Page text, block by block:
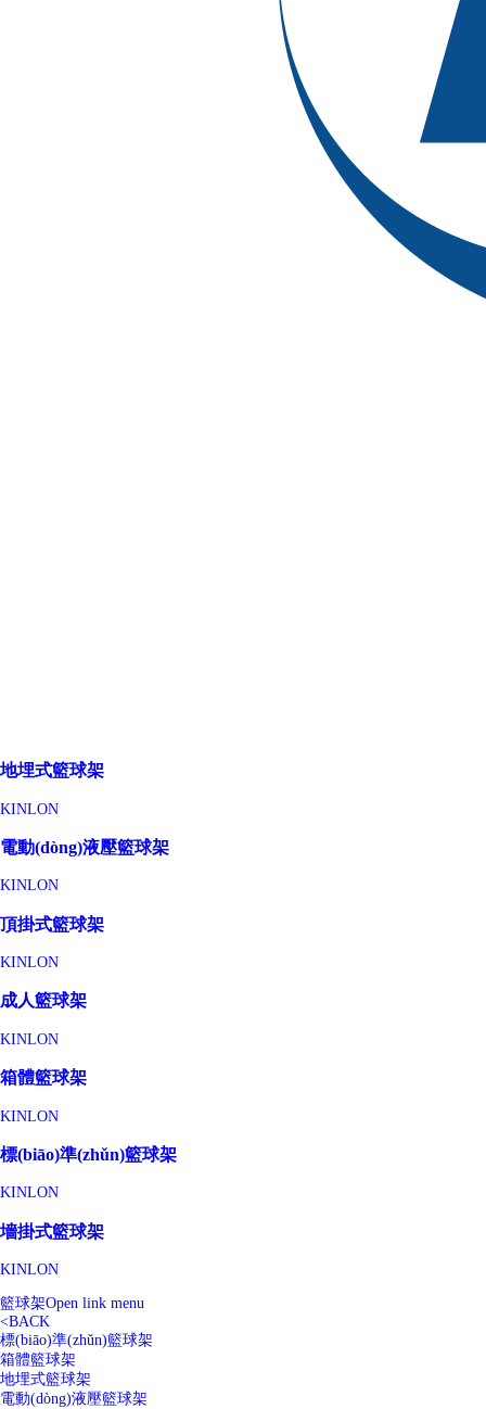
地埋式籃球架
KINLON
電動(dòng)液壓籃球架
KINLON
頂掛式籃球架
KINLON
成人籃球架
KINLON
箱體籃球架
KINLON
標(biāo)準(zhǔn)籃球架
KINLON
墻掛式籃球架
KINLON
籃球架Open link menu
<BACK
標(biāo)準(zhǔn)籃球架
箱體籃球架
地埋式籃球架
電動(dòng)液壓籃球架